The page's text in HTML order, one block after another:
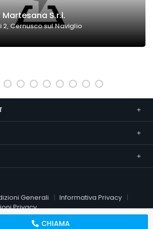
CHIAMA
S.r.l.
Cernusco sul Naviglio
Generali
Informativa Privacy
Privacy